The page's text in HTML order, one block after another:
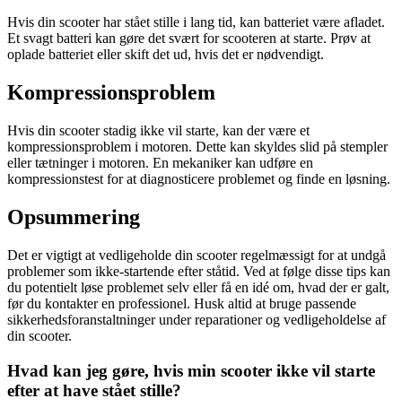
Hvis din scooter har stået stille i lang tid, kan batteriet være afladet.
Et svagt batteri kan gøre det svært for scooteren at starte. Prøv at
oplade batteriet eller skift det ud, hvis det er nødvendigt.
Kompressionsproblem
Hvis din scooter stadig ikke vil starte, kan der være et
kompressionsproblem i motoren. Dette kan skyldes slid på stempler
eller tætninger i motoren. En mekaniker kan udføre en
kompressionstest for at diagnosticere problemet og finde en løsning.
Opsummering
Det er vigtigt at vedligeholde din scooter regelmæssigt for at undgå
problemer som ikke-startende efter ståtid. Ved at følge disse tips kan
du potentielt løse problemet selv eller få en idé om, hvad der er galt,
før du kontakter en professionel. Husk altid at bruge passende
sikkerhedsforanstaltninger under reparationer og vedligeholdelse af
din scooter.
Hvad kan jeg gøre, hvis min scooter ikke vil starte
efter at have stået stille?